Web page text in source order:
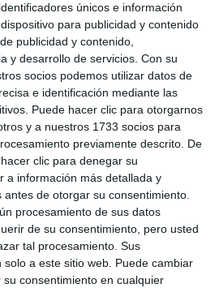
únicos e información
para publicidad y contenido
publicidad y contenido,
y desarrollo de servicios. Con su
socios podemos utilizar datos de
e identificación mediante las
Puede hacer clic para otorgarnos
y a nuestros 1733 socios para
previamente descrito. De
clic para denegar su
a información más detallada y
de otorgar su consentimiento.
procesamiento de sus datos
de su consentimiento, pero usted
tal procesamiento. Sus
a este sitio web. Puede cambiar
consentimiento en cualquier